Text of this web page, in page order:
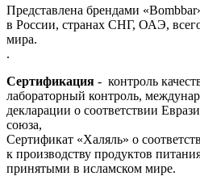
Представлена брендами
в России, странах СНГ, ОАЭ,
мира.
.
Сертификация - контроль
лабораторный контроль,
декларации о соответствии
союза,
Сертификат «Халяль» о
к производству продуктов
принятыми в исламском мире.